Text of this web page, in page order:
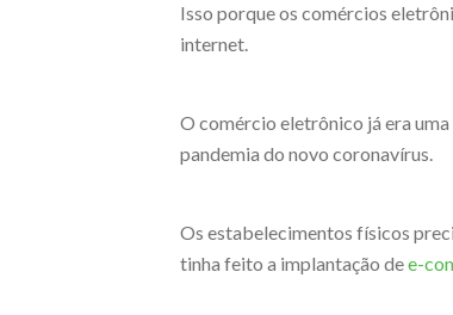
Isso porque os comércios
internet.
O comércio eletrônico já era
pandemia do novo coronavírus.
Os estabelecimentos físicos
tinha feito a implantação dee-